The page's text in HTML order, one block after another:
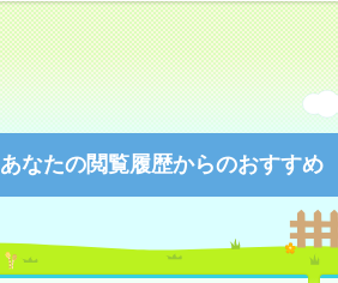
あなたの閲覧履歴からのおすすめ